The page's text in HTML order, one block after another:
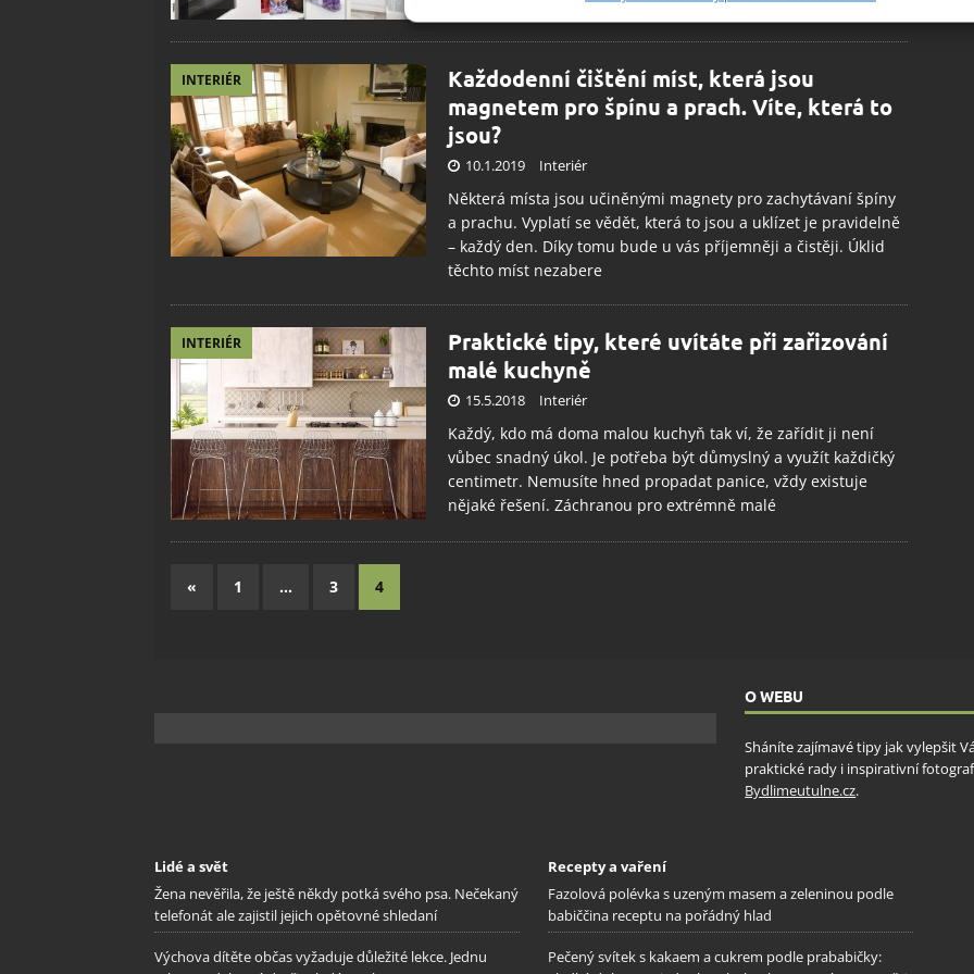
základě aktivně vyžádaných informací.
Zajištění bezpečnosti, předcházení a zjišťování podvodů a
odstraňování chyb, Poskytování a zobrazování reklamy a obsahu,
Ukládání a sdělování voleb ochrany osobních údajů.
myšlence na pořízení
INTERIÉR
Každodenní čištění míst, která jsou
magnetem pro špínu a prach. Víte, která to
jsou?
10.1.2019 Interiér
Některá místa jsou učiněnými magnety pro zachytávaní špíny
a prachu. Vyplatí se vědět, která to jsou a uklízet je pravidelně
– každý den. Díky tomu bude u vás příjemněji a čistěji. Úklid
těchto míst nezabere
INTERIÉR
Praktické tipy, které uvítáte při zařizování
malé kuchyně
15.5.2018 Interiér
Každý, kdo má doma malou kuchyň tak ví, že zařídit ji není
vůbec snadný úkol. Je potřeba být důmyslný a využít každičký
centimetr. Nemusíte hned propadat panice, vždy existuje
nějaké řešení. Záchranou pro extrémně malé
« 1 … 3 4
O WEBU
Sháníte zajímavé tipy jak vylepšit
praktické rady i inspirativní
Bydlimeutulne.cz.
Lidé a svět
Žena nevěřila, že ještě někdy potká svého psa. Nečekaný
telefonát ale zajistil jejich opětovné shledaní
Výchova dítěte občas vyžaduje důležité lekce. Jednu
Recepty a vaření
Fazolová polévka s uzeným masem a zeleninou podle
babiččina receptu na pořádný hlad
Pečený svítek s kakaem a cukrem podle prababičky: